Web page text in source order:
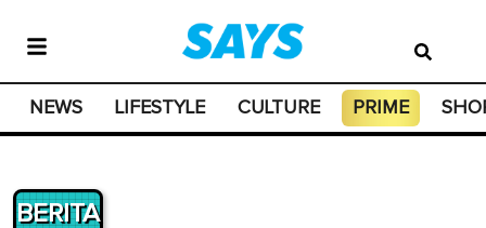
NEWS LIFESTYLE CULTURE PRIME
BERITA